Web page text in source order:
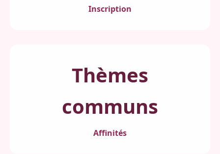
Inscription
Thèmes
communs
Affinités